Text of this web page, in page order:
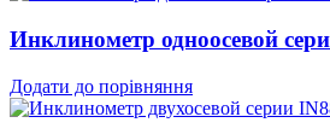
Инклинометр одноосевой
Додати до порівняння